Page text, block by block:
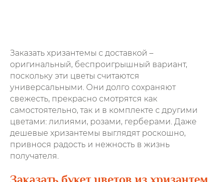
Заказать хризантемы с доставкой –
оригинальный, беспроигрышный вариант,
поскольку эти цветы считаются
универсальными. Они долго сохраняют
свежесть, прекрасно смотрятся как
самостоятельно, так и в комплекте с другими
цветами: лилиями, розами, герберами. Даже
дешевые хризантемы выглядят роскошно,
привнося радость и нежность в жизнь
получателя.
Заказать букет цветов из хризантем